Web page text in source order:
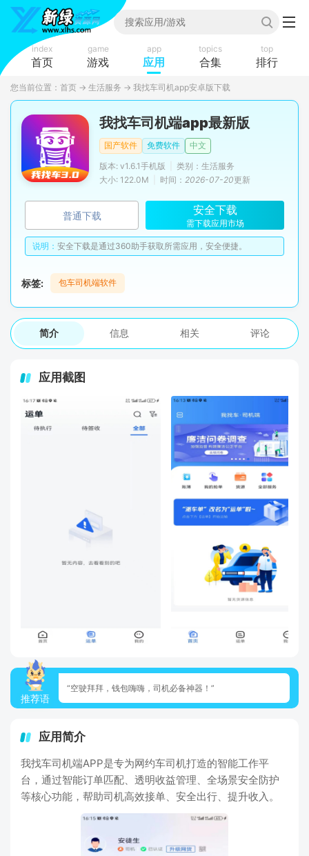
index
首页
game
游戏
app
应用
topics
合集
top
排行
您当前位置： 首页 → 生活服务 → 我找车司机app安卓版下载
我找车司机端app最新版
国产软件 免费软件
中文
版本: v1.6.1手机版
类别：生活服务
大小: 122.0M
时间： 2026-07-20更新
普通下载 安全下载
需下载应用市场
说明： 安全下载是通过360助手获取所需应用，安全便捷。
标签: 包车司机端软件
简介 信息 相关 评论
应用截图
推荐语
“空驶拜拜，钱包嗨嗨，司机必备神器！”
应用简介
我找车司机端APP是专为网约车司机打造的智能工作平
台，通过智能订单匹配、透明收益管理、全场景安全防护
等核心功能，帮助司机高效接单、安全出行、提升收入。